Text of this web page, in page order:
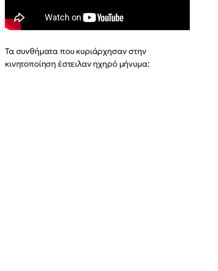
Τα συνθήματα που κυριάρχησαν στην
κινητοποίηση έστειλαν ηχηρό μήνυμα: